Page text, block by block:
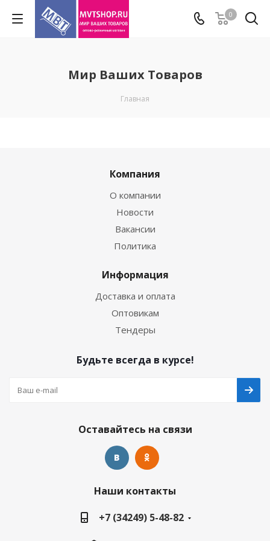
0
Мир Ваших Товаров
Главная
Компания
О компании
Новости
Вакансии
Политика
Информация
Доставка и оплата
Оптовикам
Тендеры
Будьте всегда в курсе!
Оставайтесь на связи
Наши контакты
+7 (34249) 5-48-82